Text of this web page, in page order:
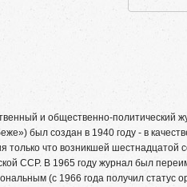
и общественно-политический
был создан в 1940 году - в
только что возникшей шестнадцатой
ССР. В 1965 году журнал был
(с 1966 года получил статус